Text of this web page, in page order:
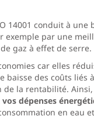
14001 conduit à une
exemple par une
gaz à effet de serre.
car elles
des coûts liés
la rentabilité. Ainsi,
dépenses
en eau